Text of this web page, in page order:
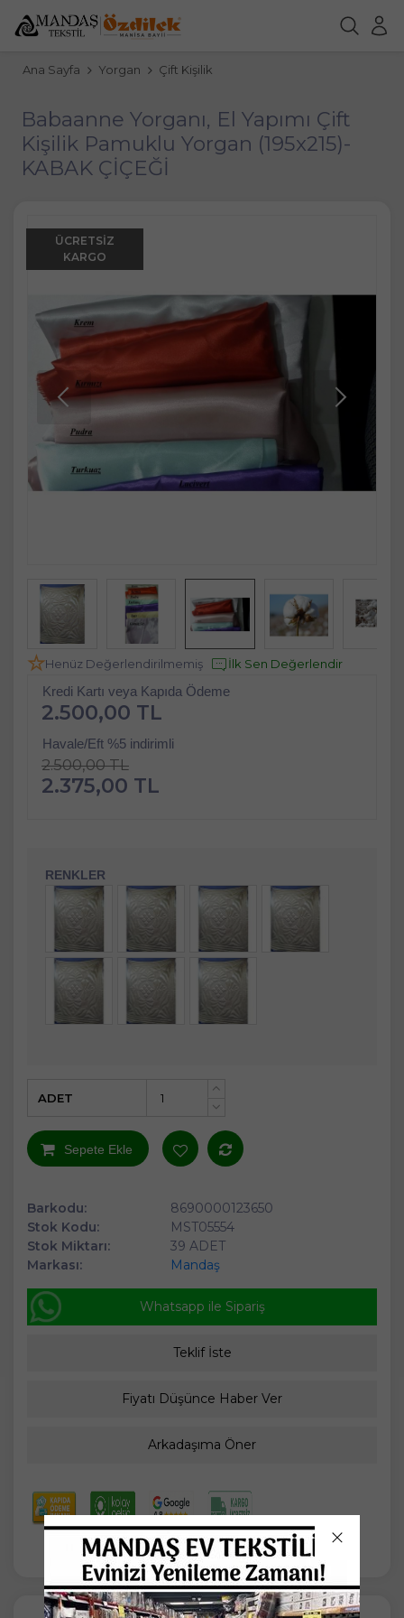
Ana Sayfa Yorgan Çift Kişilik
Babaanne Yorganı, El Yapımı Çift
Kişilik Pamuklu Yorgan (195x215)-
KABAK ÇİÇEĞİ
ÜCRETSIZ
KARGO
Henüz Değerlendirilmemiş İlk Sen Değerlendir
Kredi Kartı veya Kapıda Ödeme
2.500,00 TL
Havale/Eft %5 indirimli
2.500,00 TL
2.375,00 TL
RENKLER
+
ADET
Sepete Ekle
Barkodu:
8690000123650
Stok Kodu:
MST05554
Stok Miktarı:
39 ADET
Markası:
Mandaş
Whatsapp ile Sipariş
Teklif İste
Fiyatı Düşünce Haber Ver
Arkadaşıma Öner